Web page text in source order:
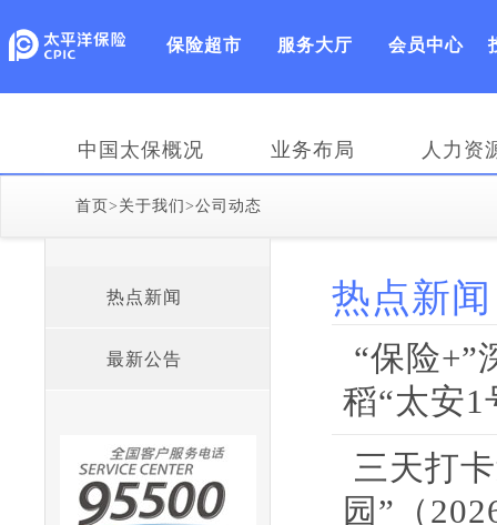
保险超市 服务大厅 会员中心
中国太保概况 业务布局 人力资
首页> 关于我们 >公司动态
热点新闻
最新公告
热点新闻
“保险+”
稻“太安1
三天打
园”（